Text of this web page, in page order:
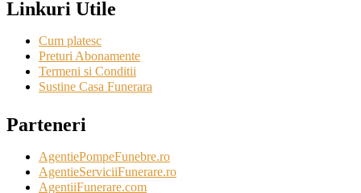
Linkuri Utile
Cum platesc
Preturi Abonamente
Termeni si Conditii
Sustine Casa Funerara
Parteneri
AgentiePompeFunebre.ro
AgentieServiciiFunerare.ro
AgentiiFunerare.com